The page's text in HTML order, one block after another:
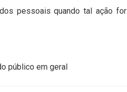
pessoais quando tal ação for
público em geral